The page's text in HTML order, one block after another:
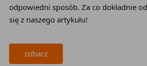
odpowiedni sposób. Za co dokładnie
się z naszego artykułu!
zobacz
2023-11-28